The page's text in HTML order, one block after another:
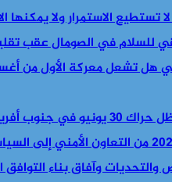
تستطيع الاستمرار ولا يمكنها
للسلام في الصومال عقب
هل تشعل معركة الأول من
جنوب أفريقيا
والتحديات وآفاق بناء